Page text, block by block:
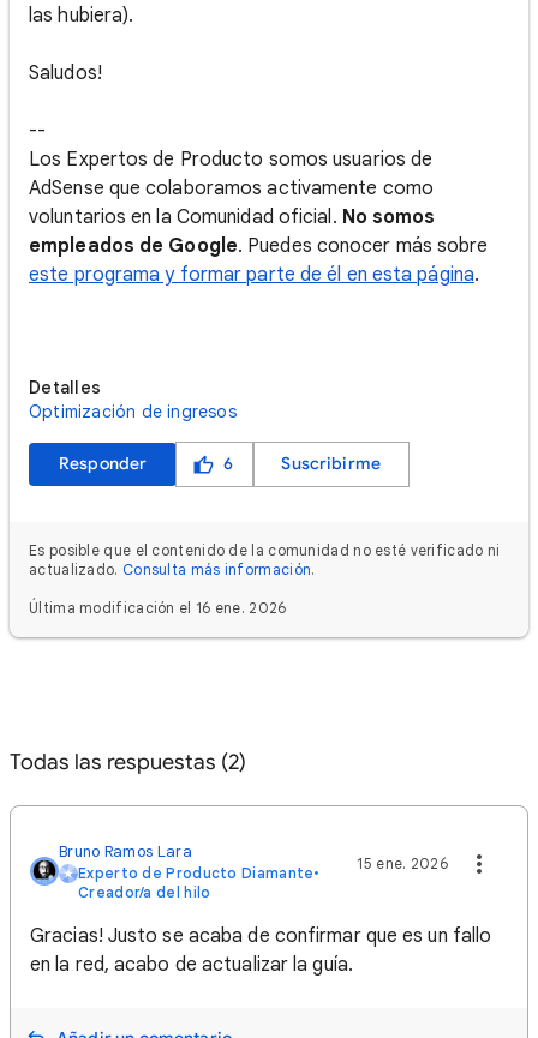
las hubiera).
Saludos!
--
Los Expertos de Producto somos usuarios de
AdSense que colaboramos activamente como
voluntarios en la Comunidad oficial. No somos
empleados de Google. Puedes conocer más sobre
este programa y formar parte de él en esta página.
Detalles
Optimización de ingresos
Responder 6 Suscribirme
Es posible que el contenido de la comunidad no esté verificado ni
actualizado. Consulta más información.
Última modificación el 16 ene. 2026
Todas las respuestas (2)
Bruno Ramos Lara
Experto de Producto Diamante•
Creador/a del hilo
15 ene. 2026
Gracias! Justo se acaba de confirmar que es un fallo
en la red, acabo de actualizar la guía.